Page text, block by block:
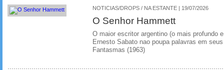
NOTICIAS/DROPS / NA ESTANTE | 19/07/2026
O Senhor Hammett
O maior escritor argentino (o mais profundo
Ernesto Sabato nao poupa palavras em
Fantasmas (1963)